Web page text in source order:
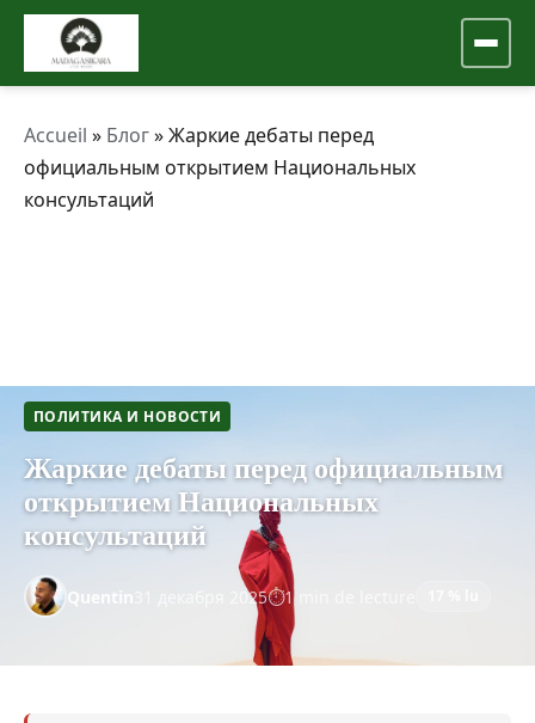
Accueil » Блог»Жаркие дебаты перед
официальным открытием Национальных
консультаций
ПОЛИТИКА И НОВОСТИ
Жаркие дебаты перед официальным
открытием Национальных
консультаций
Quentin 31 декабря 2025 1 min de lecture